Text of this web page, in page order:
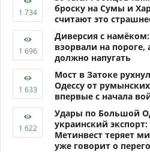
броску на Сумы и
считают это
Диверсия с
взорвали на пороге,
должно напугать
Мост в Затоке
Одессу от
впервые с начала
Удары по Большой
украинский
Метинвест теряет
уже говорит о